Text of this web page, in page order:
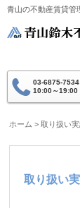
青山の不動産賃貸管
03-6875-7534
10:00～19:00
ホーム >取り扱い
取り扱い